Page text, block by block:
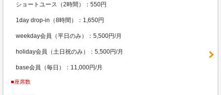
ショートユース（2時間）：550円
1day drop-in（8時間）：1,650円
weekday会員（平日のみ）：5,500円/月
holiday会員（土日祝のみ）：5,500円/月
base会員（毎日）：11,000円/月
■座席数